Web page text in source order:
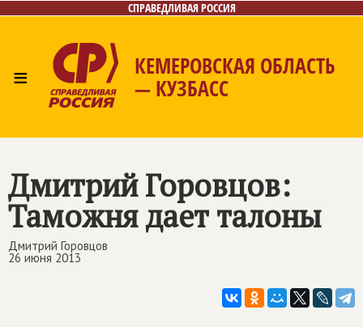
СПРАВЕДЛИВАЯ РОССИЯ
≡ КЕМЕРОВСКАЯ ОБЛАСТЬ
— КУЗБАСС
Фото/Видео
Дмитрий Горовцов:
Таможня дает талоны
Дмитрий Горовцов
26 июня 2013